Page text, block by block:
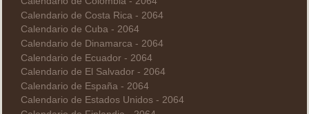
Calendario de Costa Rica - 2064
Calendario de Cuba - 2064
Calendario de Dinamarca - 2064
Calendario de Ecuador - 2064
Calendario de El Salvador - 2064
Calendario de España - 2064
Calendario de Estados Unidos - 2064